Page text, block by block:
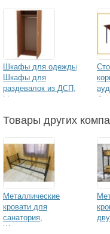
Шкафы для одежды,
Шкафы для
раздевалок из ДСП,
Металлические
Товары других
Металлические
кровати для
санатория,
Железные кровати